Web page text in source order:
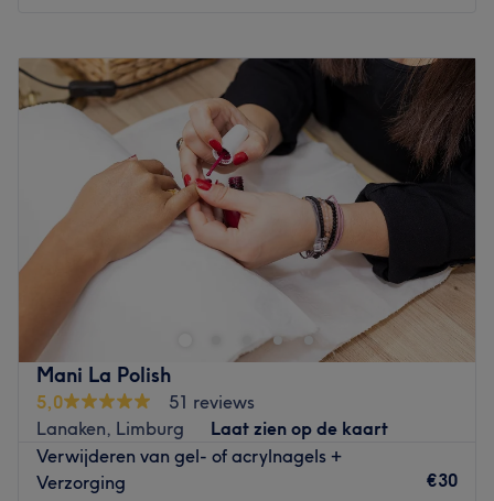
Dinsdag
10:00
15:00
Woensdag
12:00
Donderdag
21:00
10:00
15:00
Zaterdag
09:00–15:00
Zondag
Gesloten
.
Go to venue
Mani La Polish
5,0
51 reviews
Lanaken, Limburg
Laat zien op de kaart
Verwijderen van gel- of acrylnagels +
Verzorging
€30